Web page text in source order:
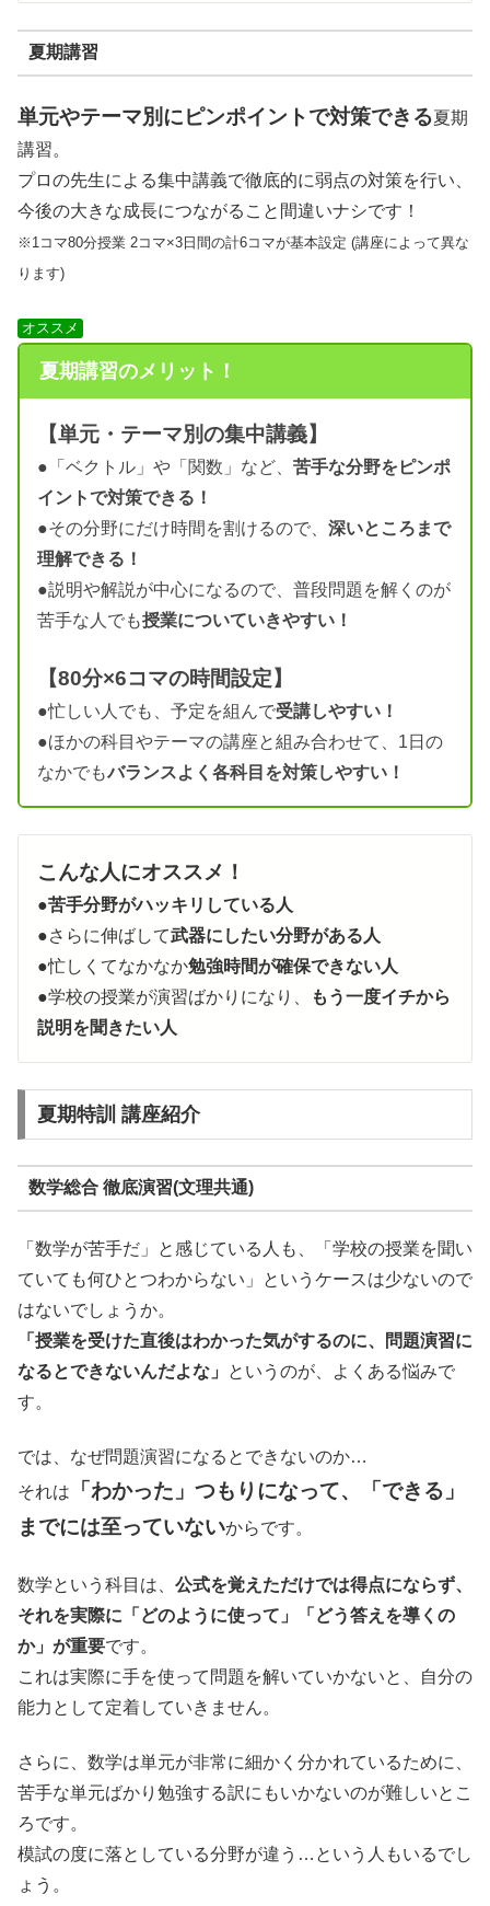
夏期講習
単元やテーマ別にピンポイントで対策できる夏期
講習。
プロの先生による集中講義で徹底的に弱点の対策を行い、
今後の大きな成長につながること間違いナシです！
※1コマ80分授業 2コマ×3日間の計6コマが基本設定 (講座によって異な
ります)
オススメ
夏期講習のメリット！
【単元・テーマ別の集中講義】
●「ベクトル」や「関数」など、 苦手な分野をピンポ
イントで対策できる！
●その分野にだけ時間を割けるので、 深いところまで
理解できる！
●説明や解説が中心になるので、普段問題を解くのが
苦手な人でも授業についていきやすい！
【80分×6コマの時間設定】
●忙しい人でも、予定を組んで受講しやすい！
●ほかの科目やテーマの講座と組み合わせて、1日の
なかでもバランスよく各科目を対策しやすい！
こんな人にオススメ！
●苦手分野がハッキリしている人
●さらに伸ばして武器にしたい分野がある人
●忙しくてなかなか勉強時間が確保できない人
●学校の授業が演習ばかりになり、
もう一度イチから
説明を聞きたい人
夏期特訓 講座紹介
数学総合 徹底演習(文理共通)
「数学が苦手だ」と感じている人も、「学校の授業を聞い
ていても何ひとつわからない」というケースは少ないので
はないでしょうか。
「授業を受けた直後はわかった気がするのに、問題演習に
なるとできないんだよな」
というのが、よくある悩みで
す。
では、なぜ問題演習になるとできないのか…
それは
「わかった」つもりになって、「できる」
までには至っていないからです。
数学という科目は、 公式を覚えただけでは得点にならず、
それを実際に「どのように使って」「どう答えを導くの
か」が重要です。
これは実際に手を使って問題を解いていかないと、自分の
能力として定着していきません。
さらに、数学は単元が非常に細かく分かれているために、
苦手な単元ばかり勉強する訳にもいかないのが難しいとこ
ろです。
模試の度に落としている分野が違う…という人もいるでし
ょう。